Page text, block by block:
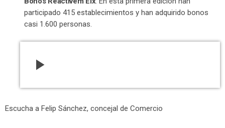
participado 415 establecimientos y han adquirido bonos
casi 1.600 personas.
play_arrow
Escucha a Felip Sánchez, concejal de Comercio